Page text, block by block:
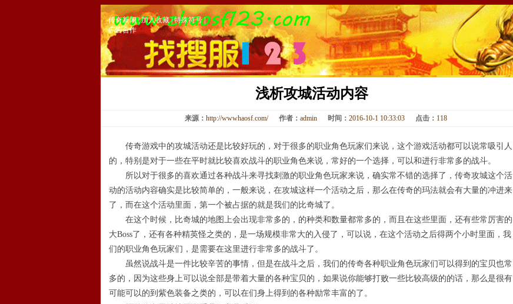
传奇新闻|加入收藏|特殊符号|
广告合作
浅析攻城活动内容
来源： http://wwwhaosf.com/ 作者： admin 时间： 2016-10-1 10:33:03 点击： 118
传奇游戏中的攻城活动还是比较好玩的，对于很多的职业角色玩家们来说，这个游戏活动都可以说常吸引人
的，特别是对于一些在平时就比较喜欢战斗的职业角色来说，常好的一个选择，可以和进行非常多的战斗。
所以对于很多的喜欢通过各种战斗来寻找刺激的职业角色玩家来说，确实常不错的选择了，传奇攻城这个活
动的活动内容确实是比较简单的，一般来说，在攻城这样一个活动之后，那么在传奇的玛法就会有大量的冲进来
了，而在这个活动里面，第一个被占据的就是我们的比奇城了。
在这个时候，比奇城的地图上会出现非常多的，的种类和数量都常多的，而且在这些里面，还有些常厉害的
大Boss了，还有各种精英怪之类的，是一场规模非常大的入侵了，可以说，在这个活动之后得两个小时里面，我
们的职业角色玩家们，是需要在这里进行非常多的战斗了。
虽然说战斗是一件比较辛苦的事情，但是在战斗之后，我们的传奇各种职业角色玩家们可以得到的宝贝也常
多的，因为这些身上可以说全部是带着大量的各种宝贝的，如果说你能够打败一些比较高级的的话，那么是很有
可能可以的到紫色装备之类的，可以在们身上得到的各种励常丰富的了。